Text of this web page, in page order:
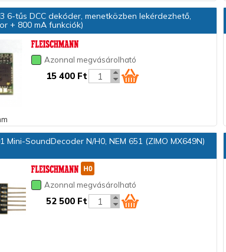
6-tűs DCC dekóder, menetközben lekérdezhető,
+ 800 mA funkciók)
Azonnal megvásárolható
15 400 Ft
Mini-SoundDecoder N/H0, NEM 651 (ZIMO MX649N)
Azonnal megvásárolható
52 500 Ft